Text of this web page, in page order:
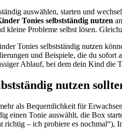
auswählen, starten und
Tonies selbstständig nutzen
kleine Probleme selbst lösen.
Tonies selbstständig nutzen
und Beispiele, die du
Ablauf, bei dem dein Kind die
nutzen
als Bequemlichkeit für
einen Tonie auswählt, die Box
richtig – ich probiere es